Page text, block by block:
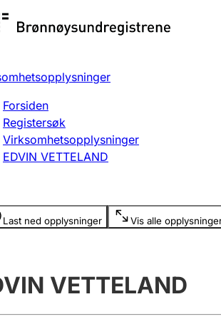
endre, slette
Forsiden
Registersøk
Virksomhetsopplysninger
EDVIN VETTELAND
Last ned opplysninger Vis alle
er skjult
VETTELAND